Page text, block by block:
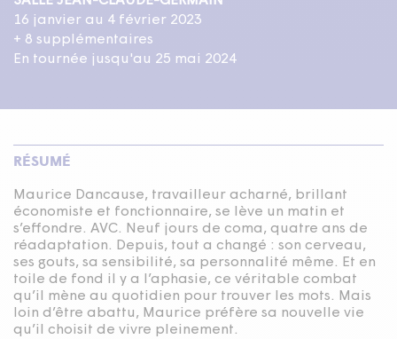
16 janvier au 4 février 2023
+ 8 supplémentaires
En tournée jusqu'au 25 mai 2024
RÉSUMÉ
Maurice Dancause, travailleur acharné, brillant
économiste et fonctionnaire, se lève un matin et
s’effondre. AVC. Neuf jours de coma, quatre ans de
réadaptation. Depuis, tout a changé : son cerveau,
ses gouts, sa sensibilité, sa personnalité même. Et en
toile de fond il y a l’aphasie, ce véritable combat
qu’il mène au quotidien pour trouver les mots. Mais
loin d’être abattu, Maurice préfère sa nouvelle vie
qu’il choisit de vivre pleinement.